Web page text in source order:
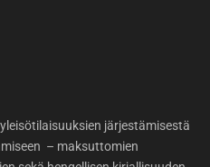
järjestämisestä
– maksuttomien